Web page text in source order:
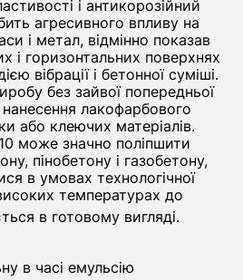
і антикорозійний
агресивного впливу на
і метал, відмінно показав
і горизонтальних поверхнях
вібрації і бетонної суміші.
без зайвої попередньої
лакофарбового
або клеючих матеріалів.
може значно поліпшити
пінобетону і газобетону,
в умовах технологічної
температурах до
в готовому вигляді.
в часі емульсію